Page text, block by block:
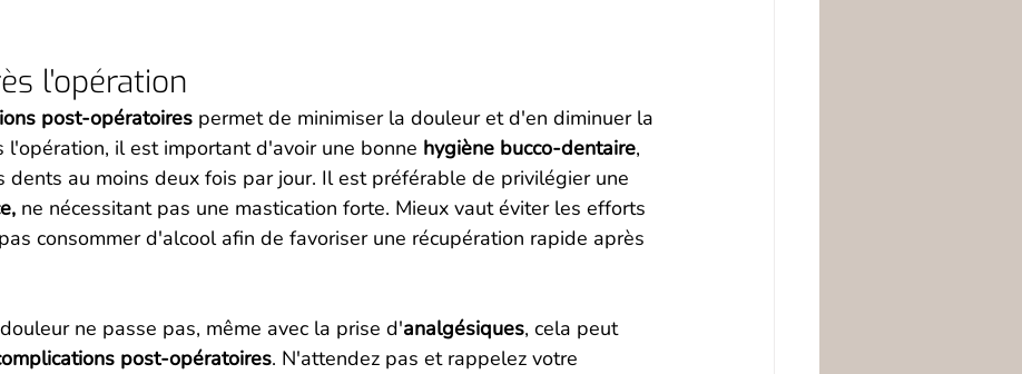
l'opération
post-opératoires permet de minimiser la douleur et d'en diminuer la
l'opération, il est important d'avoir une bonne hygiène bucco-dentaire,
dents au moins deux fois par jour. Il est préférable de privilégier une
ne nécessitant pas une mastication forte. Mieux vaut éviter les efforts
consommer d'alcool afin de favoriser une récupération rapide après
ne passe pas, même avec la prise d'analgésiques, cela peut
post-opératoires. N'attendez pas et rappelez votre